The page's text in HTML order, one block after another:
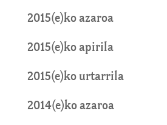
2015(e)ko azaroa
2015(e)ko apirila
2015(e)ko urtarrila
2014(e)ko azaroa